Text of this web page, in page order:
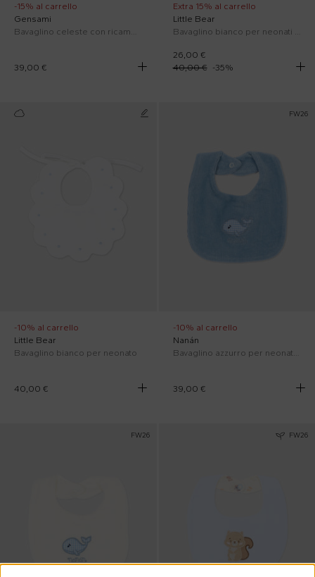
-15% al carrello
Gensami
39,00 €
Extra 15% al carrello
Little Bear
26,00 €
40,00 €
-35%
-10% al carrello
Little Bear
Bavaglino bianco per neonato
40,00 €
FW26
-10% al carrello
Nanán
Bavaglino azzurro per neonato con balena
39,00 €
FW26 FW26